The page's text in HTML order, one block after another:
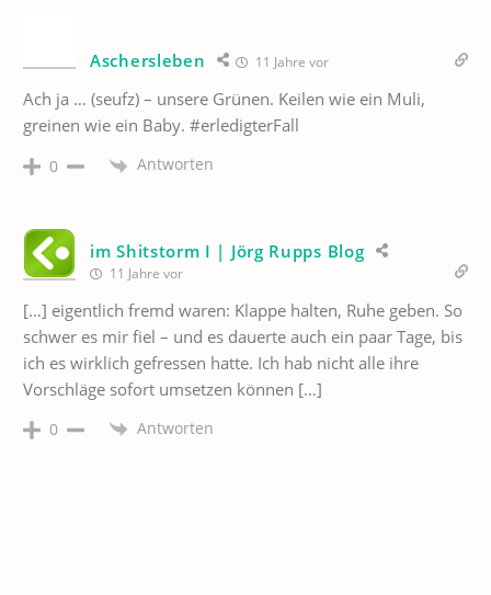
Aschersleben 11 Jahre vor
Ach ja … (seufz) – unsere Grünen. Keilen wie ein Muli,
greinen wie ein Baby. #erledigterFall
0 Antworten
im Shitstorm I | Jörg Rupps Blog
11 Jahre vor
[…] eigentlich fremd waren: Klappe halten, Ruhe geben. So
schwer es mir fiel – und es dauerte auch ein paar Tage, bis
ich es wirklich gefressen hatte. Ich hab nicht alle ihre
Vorschläge sofort umsetzen können […]
0 Antworten